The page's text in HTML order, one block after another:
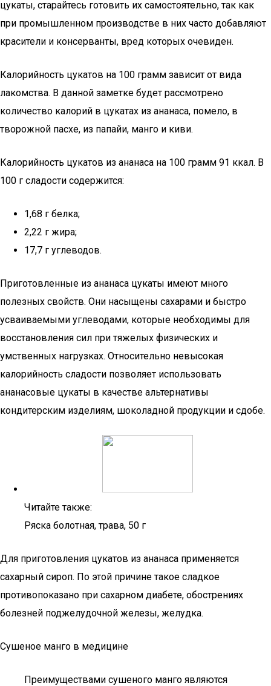
цукаты, старайтесь готовить их самостоятельно, так как
при промышленном производстве в них часто добавляют
красители и консерванты, вред которых очевиден.
Калорийность цукатов на 100 грамм зависит от вида
лакомства. В данной заметке будет рассмотрено
количество калорий в цукатах из ананаса, помело, в
творожной пасхе, из папайи, манго и киви.
Калорийность цукатов из ананаса на 100 грамм 91 ккал. В
100 г сладости содержится:
1,68 г белка;
2,22 г жира;
17,7 г углеводов.
Приготовленные из ананаса цукаты имеют много
полезных свойств. Они насыщены сахарами и быстро
усваиваемыми углеводами, которые необходимы для
восстановления сил при тяжелых физических и
умственных нагрузках. Относительно невысокая
калорийность сладости позволяет использовать
ананасовые цукаты в качестве альтернативы
кондитерским изделиям, шоколадной продукции и сдобе.
Читайте также:
Ряска болотная, трава, 50 г
Для приготовления цукатов из ананаса применяется
сахарный сироп. По этой причине такое сладкое
противопоказано при сахарном диабете, обострениях
болезней поджелудочной железы, желудка.
Сушеное манго в медицине
Преимуществами сушеного манго являются